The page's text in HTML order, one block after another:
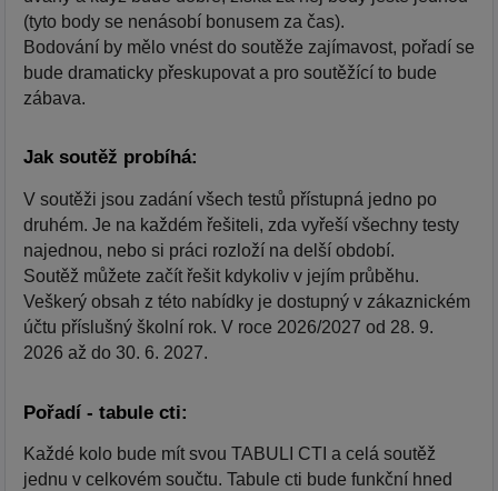
(tyto body se nenásobí bonusem za čas).
Bodování by mělo vnést do soutěže zajímavost, pořadí se
bude dramaticky přeskupovat a pro soutěžící to bude
zábava.
Jak soutěž probíhá:
V soutěži jsou zadání všech testů přístupná jedno po
druhém. Je na každém řešiteli, zda vyřeší všechny testy
najednou, nebo si práci rozloží na delší období.
Soutěž můžete začít řešit kdykoliv v jejím průběhu.
Veškerý obsah z této nabídky je dostupný v zákaznickém
účtu příslušný školní rok. V roce 2026/2027 od 28. 9.
2026 až do 30. 6. 2027.
Pořadí - tabule cti:
Každé kolo bude mít svou TABULI CTI a celá soutěž
jednu v celkovém součtu. Tabule cti bude funkční hned